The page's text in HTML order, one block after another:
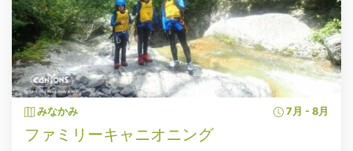
みなかみ 7月 - 8月
ファミリーキャニオニング